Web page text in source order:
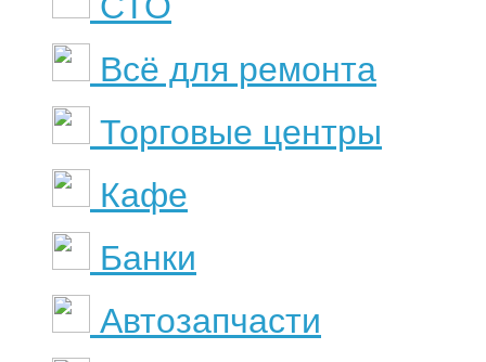
Всё для ремонта
Торговые центры
Кафе
Банки
Автозапчасти